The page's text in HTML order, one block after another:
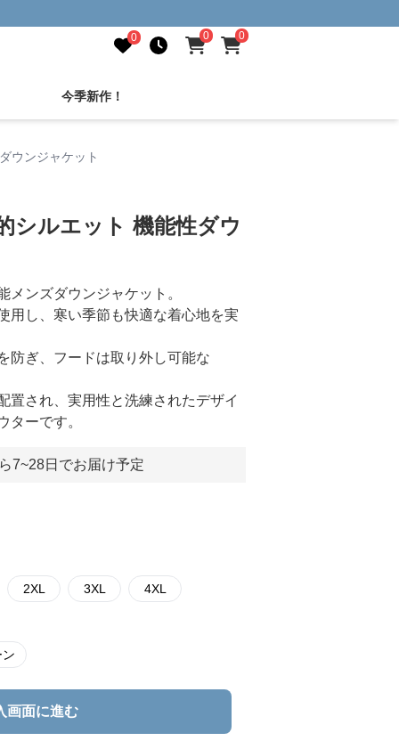
0 0 0
今季新作！
ウンジャケット
シルエット 機能性ダウ
メンズダウンジャケット。
用し、寒い季節も快適な着心地を実
防ぎ、フードは取り外し可能な
置され、実用性と洗練されたデザイ
ターです。
7~28日でお届け予定
2XL 3XL 4XL
画面に進む